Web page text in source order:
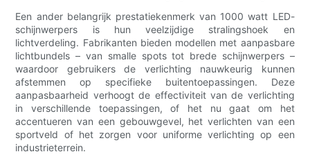
Een ander belangrijk prestatiekenmerk van 1000 watt LED-
schijnwerpers is hun veelzijdige stralingshoek en
lichtverdeling. Fabrikanten bieden modellen met aanpasbare
lichtbundels – van smalle spots tot brede schijnwerpers –
waardoor gebruikers de verlichting nauwkeurig kunnen
afstemmen op specifieke buitentoepassingen. Deze
aanpasbaarheid verhoogt de effectiviteit van de verlichting
in verschillende toepassingen, of het nu gaat om het
accentueren van een gebouwgevel, het verlichten van een
sportveld of het zorgen voor uniforme verlichting op een
industrieterrein.